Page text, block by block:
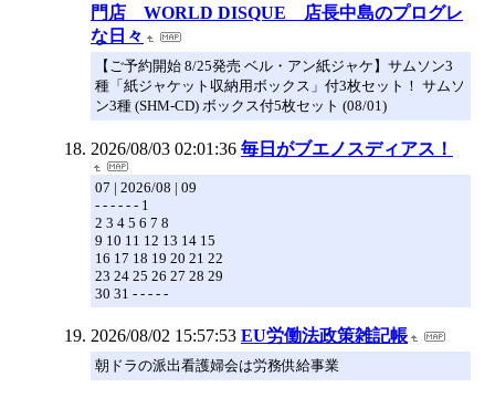
門店 WORLD DISQUE 店長中島のプログレ
な日々
【ご予約開始 8/25発売 ベル・アン紙ジャケ】サムソン3
種「紙ジャケット収納用ボックス」付3枚セット！ サムソ
ン3種 (SHM-CD) ボックス付5枚セット (08/01)
2026/08/03 02:01:36 毎日がブエノスディアス！
07 | 2026/08 | 09
- - - - - - 1
2 3 4 5 6 7 8
9 10 11 12 13 14 15
16 17 18 19 20 21 22
23 24 25 26 27 28 29
30 31 - - - - -
2026/08/02 15:57:53 EU労働法政策雑記帳
朝ドラの派出看護婦会は労務供給事業